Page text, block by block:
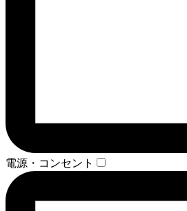
電源・コンセント